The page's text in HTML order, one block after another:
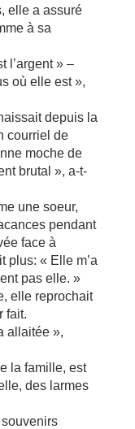
elle a assuré
à sa
l’argent » –
où elle est »,
depuis la
courriel de
moche de
brutal », a-t-
une soeur,
pendant
face à
plus: « Elle m’a
pas elle. »
elle reprochait
fait.
allaitée »,
la famille, est
des larmes